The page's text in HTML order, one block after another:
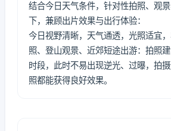
结合今日天气条件，针对性拍照、观
下，兼顾出片效果与出行体验：
今日视野清晰，天气通透，光照适宜
照、登山观景、近郊短途出游：拍照
时段，此时不易出现逆光、过曝，拍
照都能获得良好效果。